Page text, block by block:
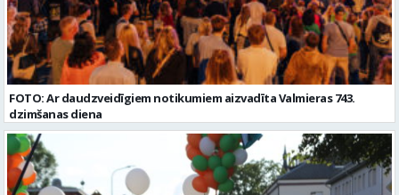
FOTO: Ar daudzveidīgiem notikumiem aizvadīta Valmieras 743.
dzimšanas diena